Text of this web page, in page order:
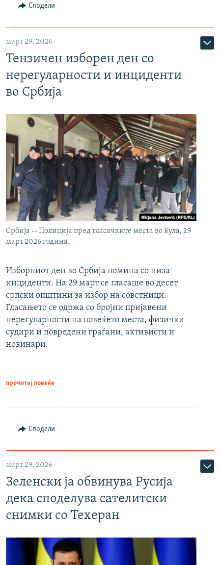
Сподели
март 29, 2026
Тензичен изборен ден со
нерегуларности и инциденти
во Србија
Србија -- Полиција пред гласачките места во Кула, 29
март 2026 година.
Изборниот ден во Србија помина со низа
инциденти. На 29 март се гласаше во десет
српски општини за избор на советници.
Гласањето се одржа со бројни пријавени
нерегуларности на повеќето места, физички
судири и повредени граѓани, активисти и
новинари.
прочитај повеќе
Сподели
март 29, 2026
Зеленски ја обвинува Русија
дека споделува сателитски
снимки со Техеран